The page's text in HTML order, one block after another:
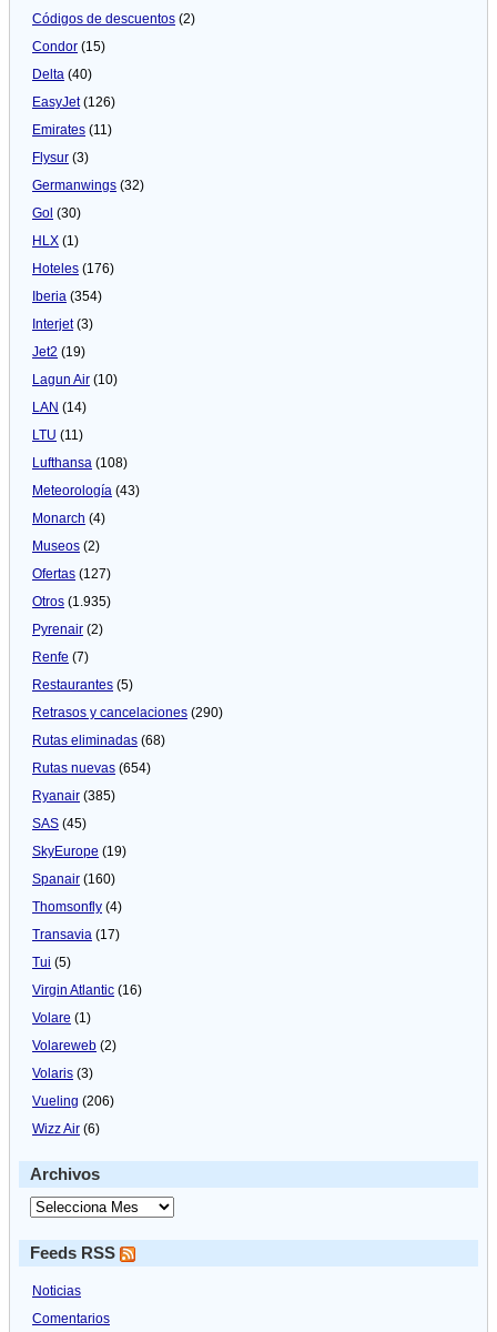
Códigos de descuentos (2)
Condor (15)
Delta (40)
EasyJet(126)
Emirates (11)
Flysur (3)
Germanwings (32)
Gol (30)
HLX (1)
Hoteles (176)
Iberia (354)
Interjet(3)
Jet2 (19)
Lagun Air (10)
LAN (14)
LTU (11)
Lufthansa (108)
Meteorologí­a (43)
Monarch (4)
Museos (2)
Ofertas (127)
Otros (1.935)
Pyrenair (2)
Renfe (7)
Restaurantes (5)
Retrasos y cancelaciones (290)
Rutas eliminadas (68)
Rutas nuevas (654)
Ryanair (385)
SAS (45)
SkyEurope (19)
Spanair (160)
Thomsonfly (4)
Transavia (17)
Tui (5)
Virgin Atlantic (16)
Volare (1)
Volareweb (2)
Volaris (3)
Vueling (206)
Wizz Air (6)
Archivos
Feeds RSS
Noticias
Comentarios